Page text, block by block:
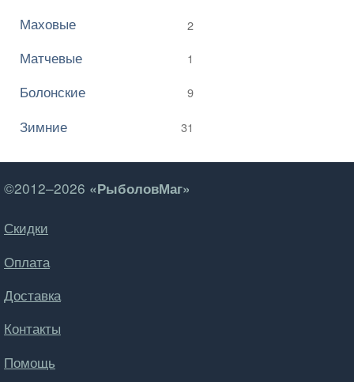
Маховые 2
Матчевые 1
Болонские 9
Зимние 31
©2012–2026 «РыболовМаг»
Скидки
Оплата
Доставка
Контакты
Помощь